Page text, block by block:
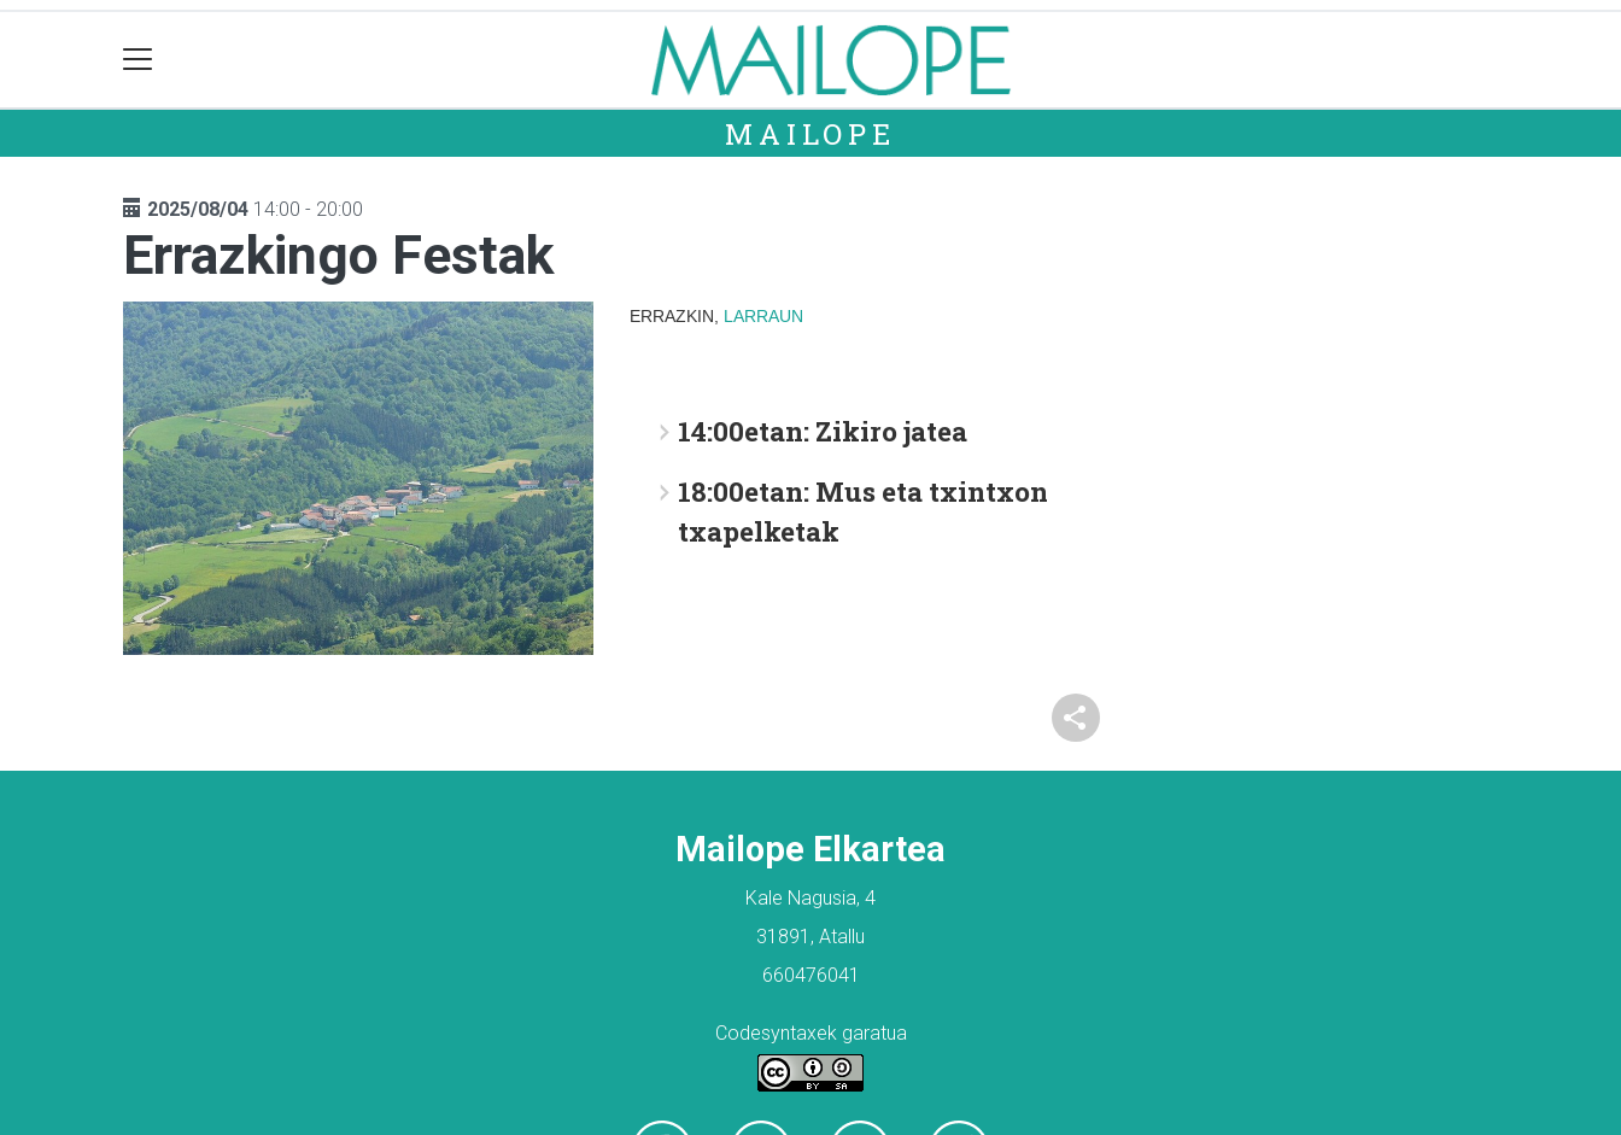
MAILOPE
2025/08/04 14:00 - 20:00
Errazkingo Festak
ERRAZKIN, LARRAUN
14:00etan: Zikiro jatea
18:00etan: Mus eta txintxon
txapelketak
Mailope Elkartea
Kale Nagusia, 4
31891, Atallu
660476041
Codesyntaxek garatua